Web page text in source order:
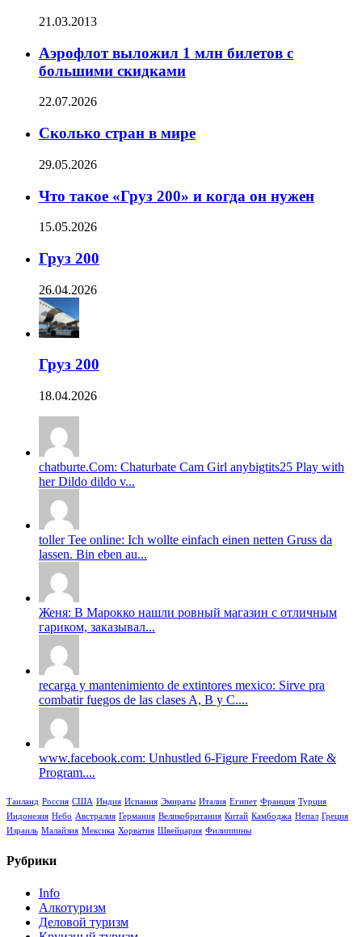
21.03.2013
Аэрофлот выложил 1 млн билетов с
большими скидками
22.07.2026
Сколько стран в мире
29.05.2026
Что такое «Груз 200» и когда он нужен
15.05.2026
Груз 200
26.04.2026
Груз 200
18.04.2026
chatburte.Com: Chaturbate Cam Girl anybigtits25 Play with
her Dildo dildo v...
toller Tee online: Ich wollte einfach einen netten Gruss da
lassen. Bin eben au...
Женя: В Марокко нашли ровный магазин с отличным
гариком, заказывал...
recarga y mantenimiento de extintores mexico: Sirve pra
combatir fuegos de las clases A, B y C....
www.facebook.com: Unhustled 6-Figure Freedom Rate &
Program....
Таиланд Россия США Индия Испания Эмираты Италия Египет Франция Турция
Индонезия Небо Австралия Германия Великобритания Китай Камбоджа Непал Греция
Израиль Малайзия Мексика Хорватия Швейцария Филиппины
Рубрики
Info
Алкотуризм
Деловой туризм